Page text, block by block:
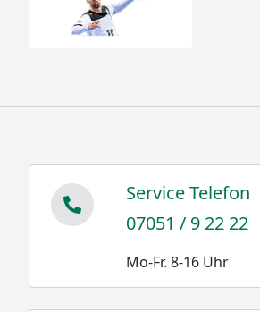
Service Telefon
07051 / 9 22 22
Mo-Fr. 8-16 Uhr